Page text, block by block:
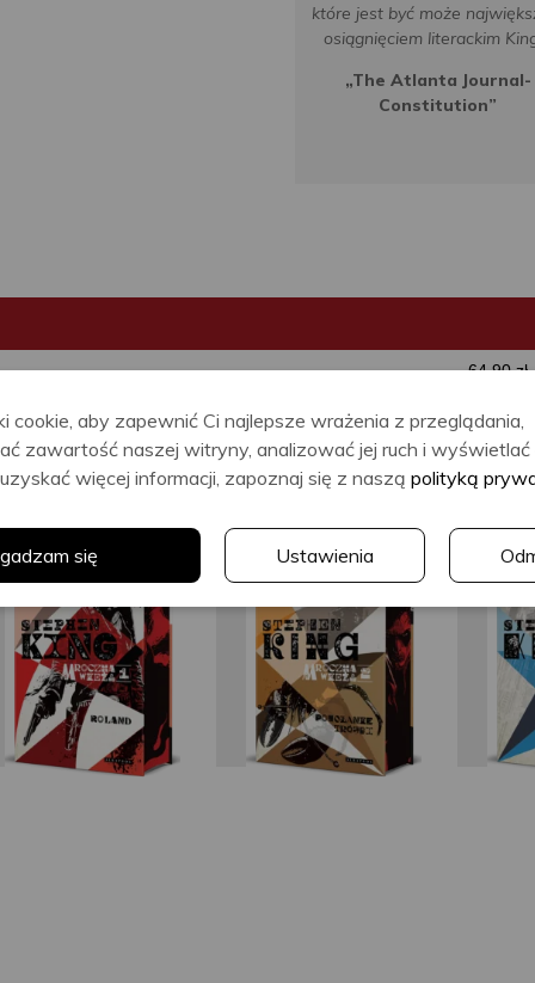
które jest być może
osiągnięciem literackim
„The Atlanta Journal-
Constitution”
64.90 zł
Stephen
King
Stephen
King
cookie, aby zapewnić Ci najlepsze wrażenia z przeglądania,
zawartość naszej witryny, analizować jej ruch i wyświetlać
więcej informacji, zapoznaj się z naszą polityką
się Ustawienia